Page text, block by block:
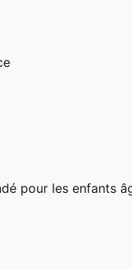
pour les enfants